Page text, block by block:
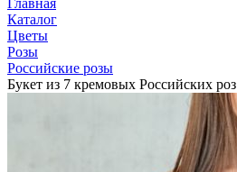
Главная
Каталог
Цветы
Розы
Российские розы
Букет из 7 кремовых Российских роз